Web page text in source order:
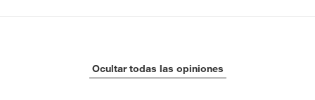
Ocultar todas las opiniones